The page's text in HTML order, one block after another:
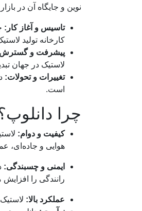
نوین و جایگاه آن در
تاسیس و آغاز کار:
کارخانه تولید
پیشرفت و
لاستیک در جهان
تغییرات و تحولات:
است.
چرا
کیفیت و دوام:
هوایی و جاده‌ای،
ایمنی و چسبندگی:
رانندگی را
عملکرد بالا: